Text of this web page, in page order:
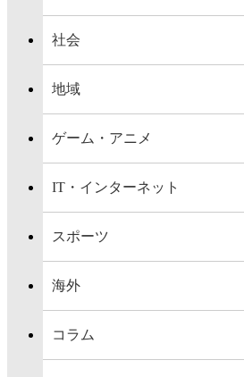
社会
地域
ゲーム・アニメ
IT・インターネット
スポーツ
海外
コラム